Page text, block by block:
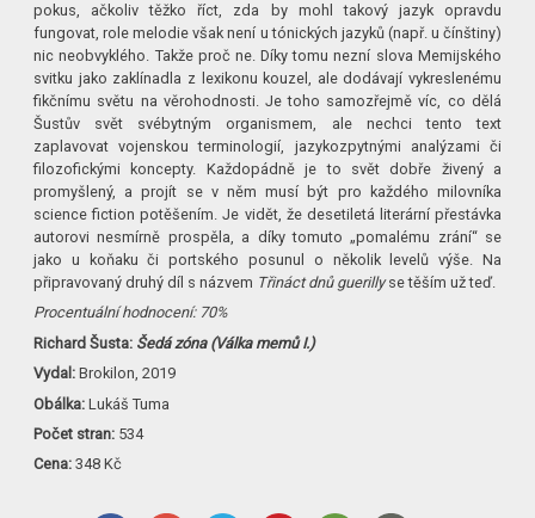
pokus, ačkoliv těžko říct, zda by mohl takový jazyk opravdu
fungovat, role melodie však není u tónických jazyků (např. u čínštiny)
nic neobvyklého. Takže proč ne. Díky tomu nezní slova Memijského
svitku jako zaklínadla z lexikonu kouzel, ale dodávají vykreslenému
fikčnímu světu na věrohodnosti. Je toho samozřejmě víc, co dělá
Šustův svět svébytným organismem, ale nechci tento text
zaplavovat vojenskou terminologií, jazykozpytnými analýzami či
filozofickými koncepty. Každopádně je to svět dobře živený a
promyšlený, a projít se v něm musí být pro každého milovníka
science fiction potěšením. Je vidět, že desetiletá literární přestávka
autorovi nesmírně prospěla, a díky tomuto „pomalému zrání“ se
jako u koňaku či portského posunul o několik levelů výše. Na
připravovaný druhý díl s názvem Třináct dnů guerillyse těším už teď.
Procentuální hodnocení: 70%
Richard Šusta: Šedá zóna (Válka memů I.)
Vydal: Brokilon, 2019
Obálka: Lukáš Tuma
Počet stran: 534
Cena: 348 Kč